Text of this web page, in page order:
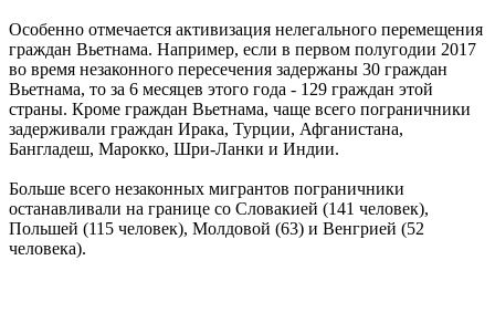
Особенно отмечается активизация нелегального перемещения
граждан Вьетнама. Например, если в первом полугодии 2017
во время незаконного пересечения задержаны 30 граждан
Вьетнама, то за 6 месяцев этого года - 129 граждан этой
страны. Кроме граждан Вьетнама, чаще всего пограничники
задерживали граждан Ирака, Турции, Афганистана,
Бангладеш, Марокко, Шри-Ланки и Индии.
Больше всего незаконных мигрантов пограничники
останавливали на границе со Словакией (141 человек),
Польшей (115 человек), Молдовой (63) и Венгрией (52
человека).